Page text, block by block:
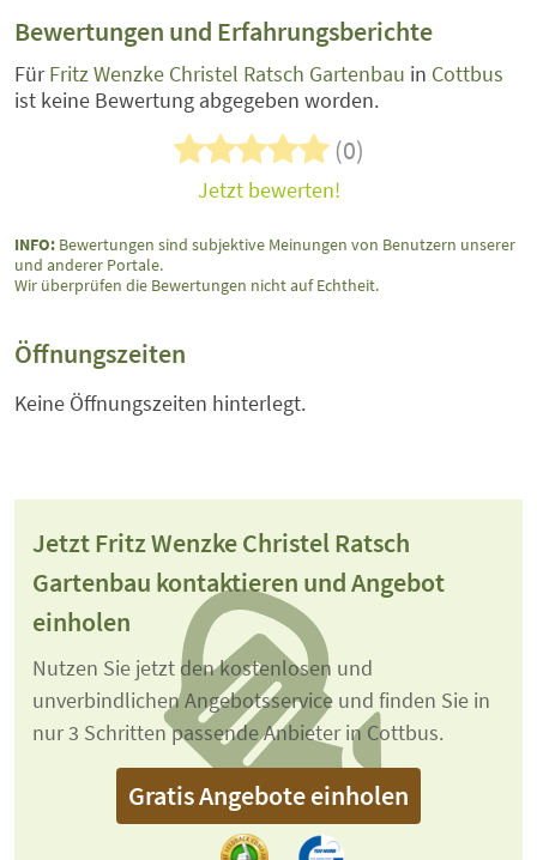
Bewertungen und Erfahrungsberichte
FürFritz Wenzke Christel Ratsch Gartenbau in Cottbus
ist keine Bewertung abgegeben worden.
(0)
Jetzt bewerten!
INFO: Bewertungen sind subjektive Meinungen von Benutzern unserer
und anderer Portale.
Wir überprüfen die Bewertungen nicht auf Echtheit.
Öffnungszeiten
Keine Öffnungszeiten hinterlegt.
Jetzt Fritz Wenzke Christel Ratsch
Gartenbau kontaktieren und Angebot
einholen
Nutzen Sie jetzt den kostenlosen und
unverbindlichen Angebotsservice und finden Sie in
nur 3 Schritten passende Anbieter in Cottbus.
Gratis Angebote einholen